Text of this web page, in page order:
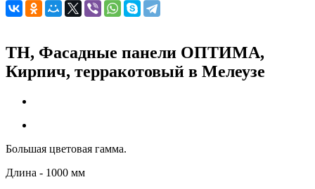
ТН, Фасадные панели ОПТИМА,
Кирпич, терракотовый в Мелеузе
Большая цветовая гамма.
Длина - 1000 мм